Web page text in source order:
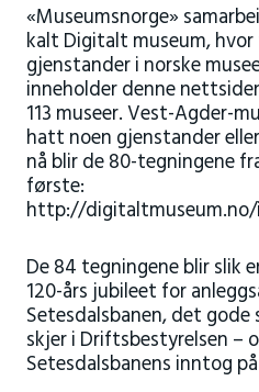
«Museumsnorge»
kalt Digitalt museum,
gjenstander i norske
inneholder denne
113 museer. Vest-Agder-
hatt noen gjenstander
nå blir de 80-tegningene
første:
http://
De 84 tegningene blir slik
120-års jubileet for
Setesdalsbanen, det gode
skjer i Driftsbestyrelsen –
Setesdalsbanens inntog